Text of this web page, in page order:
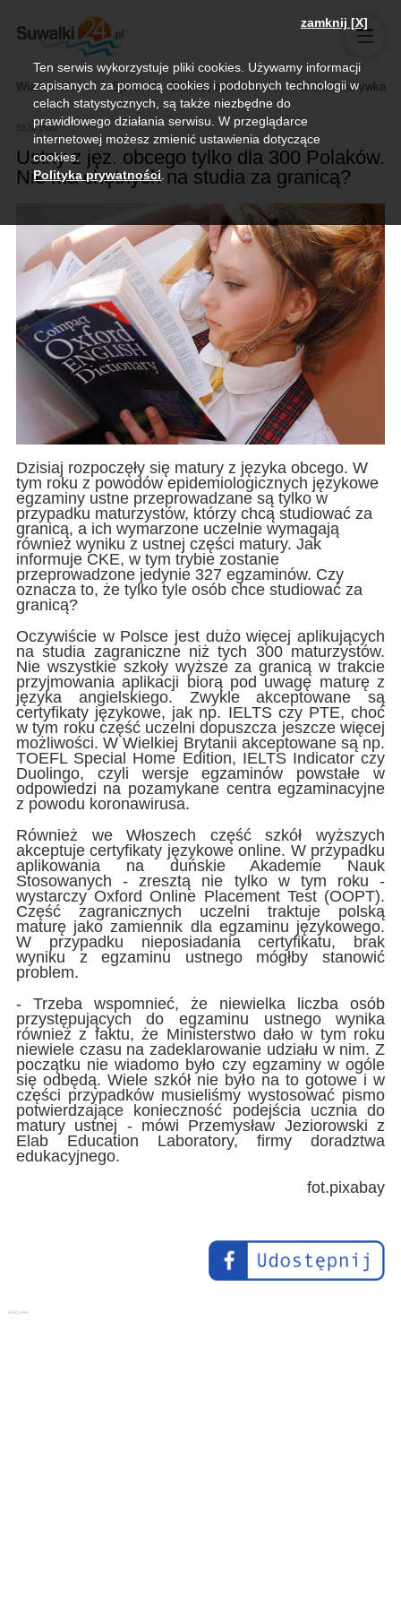
Wiadomości Sport Biznes, rolnictwo Kultura i rozrywka
10.06.2020
Ustny z jęz. obcego tylko dla 300 Polaków.
Nie ma chętnych na studia za granicą?
Dzisiaj rozpoczęły się matury z języka obcego. W
tym roku z powodów epidemiologicznych językowe
egzaminy ustne przeprowadzane są tylko w
przypadku maturzystów, którzy chcą studiować za
granicą, a ich wymarzone uczelnie wymagają
również wyniku z ustnej części matury. Jak
informuje CKE, w tym trybie zostanie
przeprowadzone jedynie 327 egzaminów. Czy
oznacza to, że tylko tyle osób chce studiować za
granicą?
Oczywiście w Polsce jest dużo więcej aplikujących
na studia zagraniczne niż tych 300 maturzystów.
Nie wszystkie szkoły wyższe za granicą w trakcie
przyjmowania aplikacji biorą pod uwagę maturę z
języka angielskiego. Zwykle akceptowane są
certyfikaty językowe, jak np. IELTS czy PTE, choć
w tym roku część uczelni dopuszcza jeszcze więcej
możliwości. W Wielkiej Brytanii akceptowane są np.
TOEFL Special Home Edition, IELTS Indicator czy
Duolingo, czyli wersje egzaminów powstałe w
odpowiedzi na pozamykane centra egzaminacyjne
z powodu koronawirusa.
Również we Włoszech część szkół wyższych
akceptuje certyfikaty językowe online. W przypadku
aplikowania na duńskie Akademie Nauk
Stosowanych - zresztą nie tylko w tym roku -
wystarczy Oxford Online Placement Test (OOPT).
Część zagranicznych uczelni traktuje polską
maturę jako zamiennik dla egzaminu językowego.
W przypadku nieposiadania certyfikatu, brak
wyniku z egzaminu ustnego mógłby stanowić
problem.
- Trzeba wspomnieć, że niewielka liczba osób
przystępujących do egzaminu ustnego wynika
również z faktu, że Ministerstwo dało w tym roku
niewiele czasu na zadeklarowanie udziału w nim. Z
początku nie wiadomo było czy egzaminy w ogóle
się odbędą. Wiele szkół nie było na to gotowe i w
części przypadków musieliśmy wystosować pismo
potwierdzające konieczność podejścia ucznia do
matury ustnej - mówi Przemysław Jeziorowski z
Elab Education Laboratory, firmy doradztwa
edukacyjnego.
fot.pixabay
zamknij [X]
Ten serwis wykorzystuje pliki cookies. Używamy informacji
zapisanych za pomocą cookies i podobnych technologii w
celach statystycznych, są także niezbędne do
prawidłowego działania serwisu. W przeglądarce
internetowej możesz zmienić ustawienia dotyczące
cookies.
Polityka prywatności